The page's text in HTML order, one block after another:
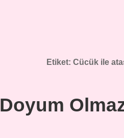
Etiket:Cücük ile
Doyum